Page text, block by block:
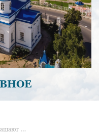
Работников социального служения приглашают на учебу